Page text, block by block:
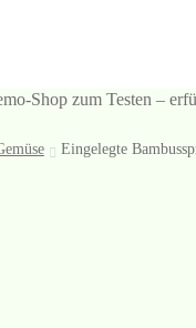
Shop zum Testen –
Eingelegte